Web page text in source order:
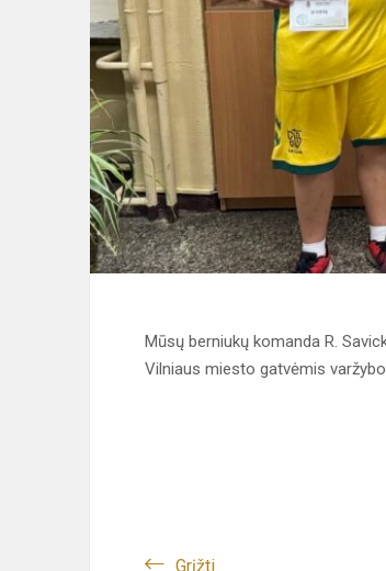
Mūsų berniukų komanda R.
Vilniaus miesto gatvėmis
Grįžti